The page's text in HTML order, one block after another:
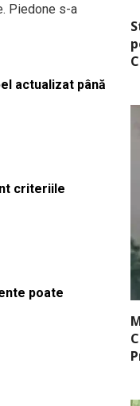
Piedone s-a
actualizat până
criteriile
poate